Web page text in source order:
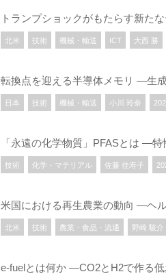
トランプショックがもたらす新た
北米 技術 機械・輸送 ICT 大西 勝
転換点を迎える半導体メモリ ―生
日本 技術 機械・輸送 小川 玲奈
「永遠の化学物質」PFASとは ―
技術 化学・マテリアル 佐藤 佳寿子
米国における再生農業の動向 ―ヘ
北米 技術 農業・食品・流通 野崎 駿介
e-fuelとは何か ―CO2とH2で作る